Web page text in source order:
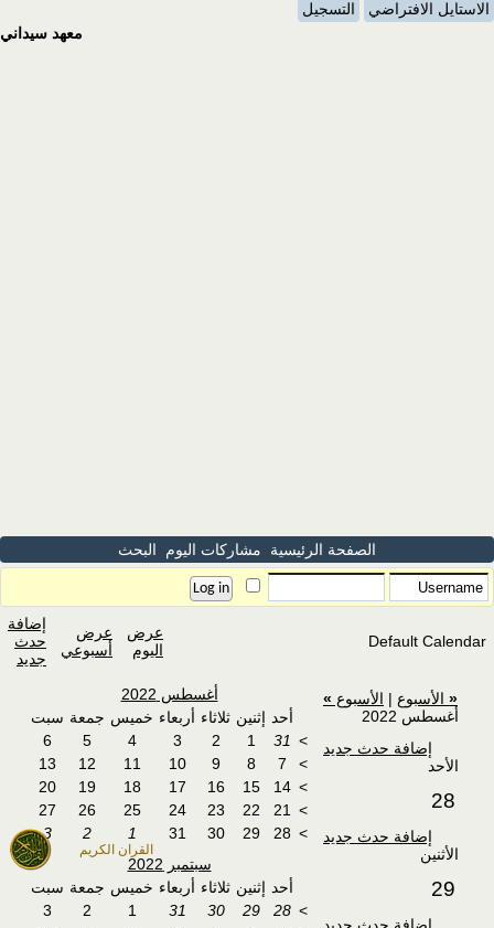
القران الكريم
الاستايل الافتراضي
التسجيل
معهد سيداني
الصفحة الرئيسية مشاركات اليوم البحث
Default Calendar
عرض
اليوم
عرض
أسبوعي
إضافة
حدث
جديد
« الأسبوع | الأسبوع »
أغسطس 2022
إضافة حدث جديد
الأحد
28
إضافة حدث جديد
الأثنين
29
أغسطس 2022
أحد إثنين ثلاثاء أربعاء خميس جمعة سبت
>
31
1
2
3
4
5
6
>
7
8
9
10
11
12
13
>
14
15
16
17
18
19
20
>
21
22
23
24
25
26
27
>
28
29
30
31
1
2
3
سبتمبر 2022
أحد إثنين ثلاثاء أربعاء خميس جمعة سبت
>
28
29
30
31
1
2
3